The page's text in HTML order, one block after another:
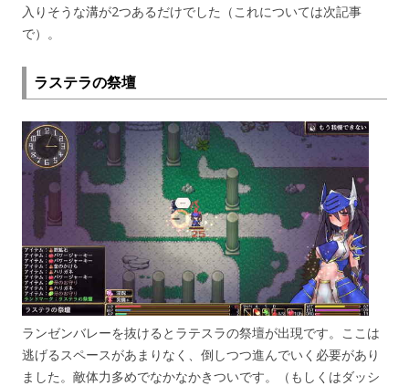
入りそうな溝が2つあるだけでした（これについては次記事
で）。
ラステラの祭壇
ランゼンバレーを抜けるとラテスラの祭壇が出現です。ここは
逃げるスペースがあまりなく、倒しつつ進んでいく必要があり
ました。敵体力多めでなかなかきついです。（もしくはダッシ